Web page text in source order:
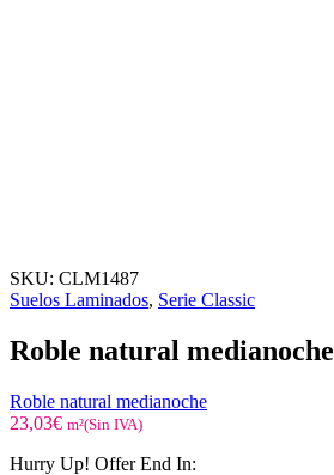
SKU: CLM1487
Suelos Laminados, Serie Classic
Roble natural medianoche
Roble natural medianoche
23,03€ m²(Sin IVA)
Hurry Up! Offer End In: